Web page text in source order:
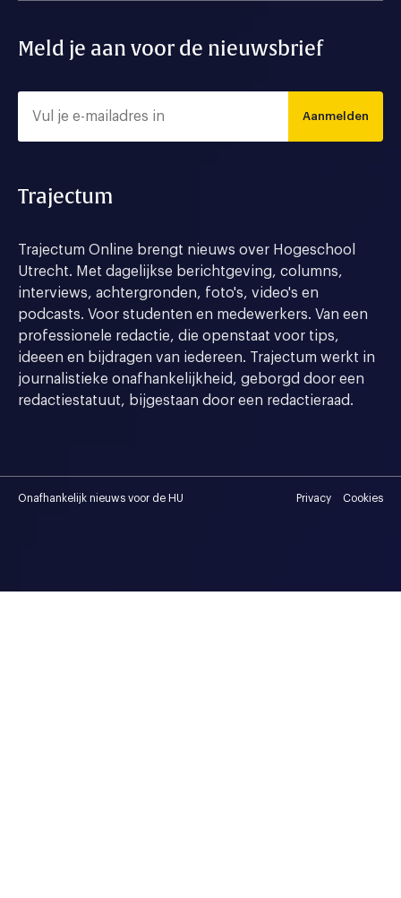
Meld je aan voor de nieuwsbrief
Aanmelden
Trajectum
Trajectum Online brengt nieuws over Hogeschool
Utrecht. Met dagelijkse berichtgeving, columns,
interviews, achtergronden, foto's, video's en
podcasts. Voor studenten en medewerkers. Van een
professionele redactie, die openstaat voor tips,
ideeen en bijdragen van iedereen. Trajectum werkt in
journalistieke onafhankelijkheid, geborgd door een
redactiestatuut, bijgestaan door een redactieraad.
Onafhankelijk nieuws voor de HU Privacy Cookies